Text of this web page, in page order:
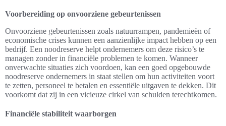
Voorbereiding op onvoorziene gebeurtenissen
Onvoorziene gebeurtenissen zoals natuurrampen, pandemieën of
economische crises kunnen een aanzienlijke impact hebben op een
bedrijf. Een noodreserve helpt ondernemers om deze risico’s te
managen zonder in financiële problemen te komen. Wanneer
onverwachte situaties zich voordoen, kan een goed opgebouwde
noodreserve ondernemers in staat stellen om hun activiteiten voort
te zetten, personeel te betalen en essentiële uitgaven te dekken. Dit
voorkomt dat zij in een vicieuze cirkel van schulden terechtkomen.
Financiële stabiliteit waarborgen